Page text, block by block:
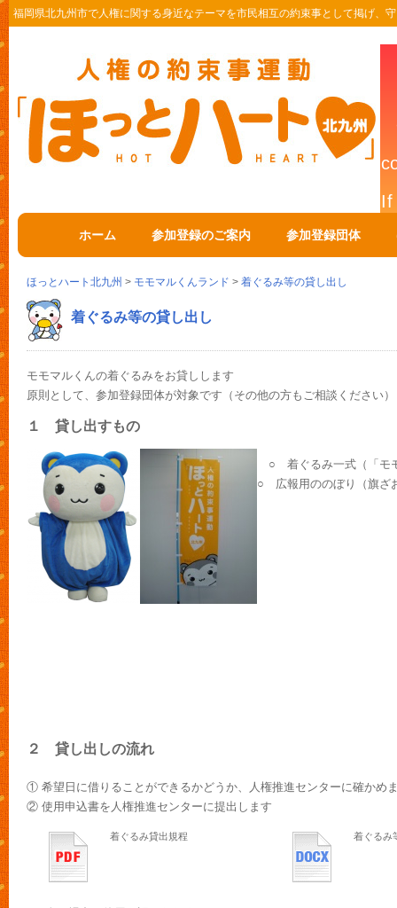
福岡県北九州市で人権に関する身近なテーマを市民相互の約束事として掲げ、
ホーム 参加登録のご案内 参加登録団体
ほっとハート北九州 > モモマルくんランド > 着ぐるみ等の貸し出し
着ぐるみ等の貸し出し
モモマルくんの着ぐるみをお貸しします
原則として、参加登録団体が対象です（その他の方もご相談ください）
１ 貸し出すもの
○ 着ぐるみ一式（「モ
○ 広報用ののぼり（旗ざ
２ 貸し出しの流れ
① 希望日に借りることができるかどうか、人権推進センターに確かめ
② 使用申込書を人権推進センターに提出します
着ぐるみ貸出規程 着ぐるみ